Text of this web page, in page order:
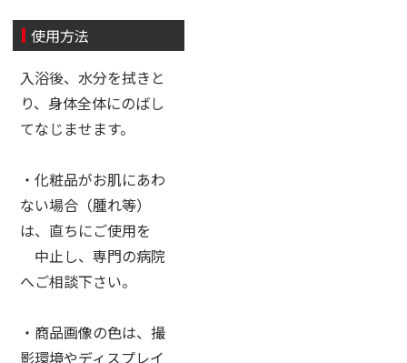
使用方法
入浴後、水分を拭きと
り、身体全体にのばし
てなじませます。
・化粧品がお肌にあわ
ない場合（腫れ等）
は、直ちにご使用を
中止し、専門の病院
へご相談下さい。
・商品画像の色は、撮
影環境やディスプレイ